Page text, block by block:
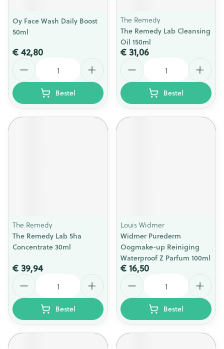
Oy Face Wash Daily Boost
50ml
€ 42,80
Bestel
The Remedy
The Remedy Lab Cleansing
Oil 150ml
€ 31,06
Aantal
Bestel
The Remedy
The Remedy Lab 5ha
Concentrate 30ml
€ 39,94
Bestel
Louis Widmer
Widmer Purederm
Oogmake-up Reiniging
Waterproof Z Parfum 100ml
€ 16,50
Aantal
Bestel